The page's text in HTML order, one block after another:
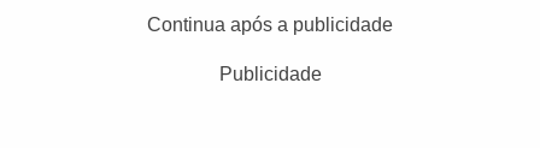
Continua após a publicidade
Publicidade